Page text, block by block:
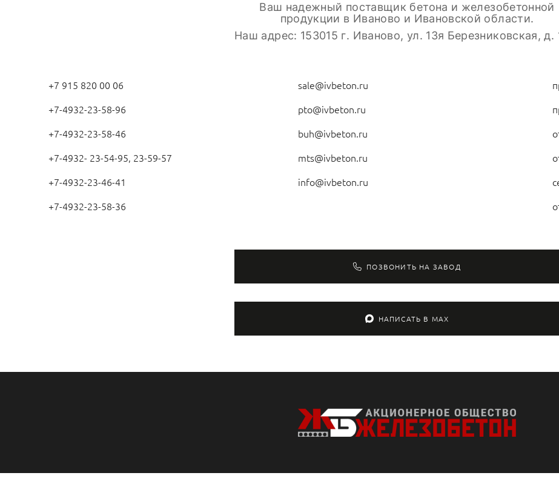
Ваш надежный поставщик бетона и железобетонной
продукции в Иваново и Ивановской области.
Наш адрес: 153015 г. Иваново, ул. 13я Березниковская, д.
+7 915 820 00 06
+7-4932-23-58-96
+7-4932-23-58-46
+7-4932- 23-54-95, 23-59-57
+7-4932-23-46-41
+7-4932-23-58-36
sale@ivbeton.ru
pto@ivbeton.ru
buh@ivbeton.ru
mts@ivbeton.ru
info@ivbeton.ru
ПОЗВОНИТЬ НА ЗАВОД
НАПИСАТЬ В MAX